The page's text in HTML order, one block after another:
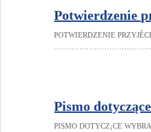
Potwierdzenie
POTWIERDZENIE
………………………………….
Pismo
PISMO DOTYCZ¡CE